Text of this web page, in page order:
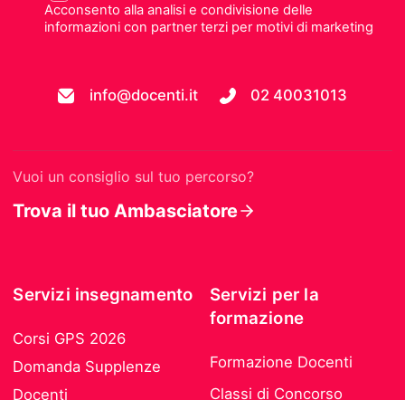
Acconsento alla analisi e condivisione delle
informazioni con partner terzi per motivi di marketing
info@docenti.it 02 40031013
Vuoi un consiglio sul tuo percorso?
Trova il tuo Ambasciatore
Servizi insegnamento
Corsi GPS 2026
Domanda Supplenze
Docenti
Servizi per la
formazione
Formazione Docenti
Classi di Concorso